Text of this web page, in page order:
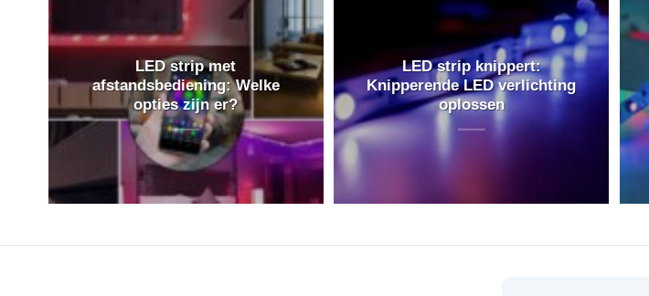
LED strip met
afstandsbediening: Welke
opties zijn er?
LED strip knippert:
Knipperende LED verlichting
oplossen